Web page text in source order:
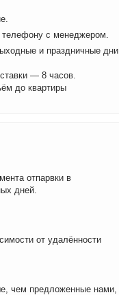
телефону с менеджером.
и праздничные дни
— 8 часов.
до квартиры
отпарвки в
дней.
от удалённости
чем предложенные нами,